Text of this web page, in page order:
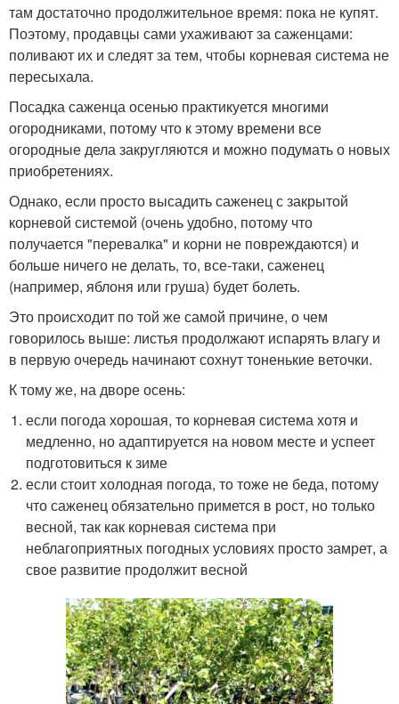
там достаточно продолжительное время: пока не купят.
Поэтому, продавцы сами ухаживают за саженцами:
поливают их и следят за тем, чтобы корневая система не
пересыхала.
Посадка саженца осенью практикуется многими
огородниками, потому что к этому времени все
огородные дела закругляются и можно подумать о новых
приобретениях.
Однако, если просто высадить саженец с закрытой
корневой системой (очень удобно, потому что
получается "перевалка" и корни не повреждаются) и
больше ничего не делать, то, все-таки, саженец
(например, яблоня или груша) будет болеть.
Это происходит по той же самой причине, о чем
говорилось выше: листья продолжают испарять влагу и
в первую очередь начинают сохнут тоненькие веточки.
К тому же, на дворе осень:
если погода хорошая, то корневая система хотя и
медленно, но адаптируется на новом месте и успеет
подготовиться к зиме
если стоит холодная погода, то тоже не беда, потому
что саженец обязательно примется в рост, но только
весной, так как корневая система при
неблагоприятных погодных условиях просто замрет, а
свое развитие продолжит весной